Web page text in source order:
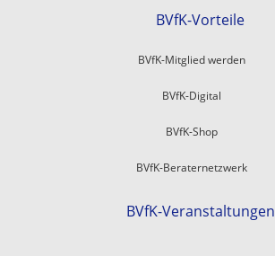
BVfK-Vorteile
BVfK-Mitglied werden
BVfK-Digital
BVfK-Shop
BVfK-Beraternetzwerk
BVfK-Veranstaltungen